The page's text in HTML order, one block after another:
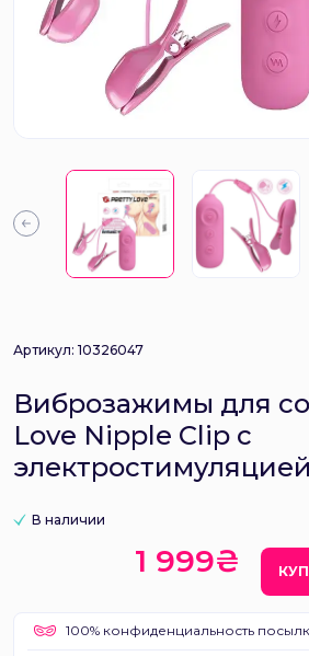
Артикул: 10326047
Виброзажимы для
Love Nipple Clip с
В наличии
1 999₴
100% конфиденциальность